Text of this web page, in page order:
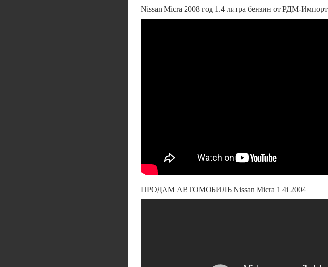
Nissan Micra 2008 год 1.4 литра бензин от РДМ-Импорт
ПРОДАМ АВТОМОБИЛЬ Nissan Micra 1 4i 2004